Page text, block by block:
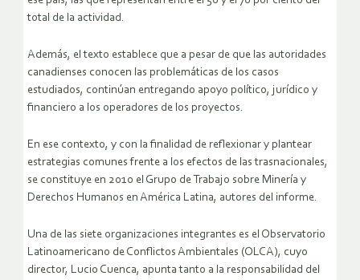
total de la actividad.
Además, el texto establece que a pesar de que las autoridades
canadienses conocen las problemáticas de los casos
estudiados, continúan entregando apoyo político, jurídico y
financiero a los operadores de los proyectos.
En ese contexto, y con la finalidad de reflexionar y plantear
estrategias comunes frente a los efectos de las trasnacionales,
se constituye en 2010 el Grupo de Trabajo sobre Minería y
Derechos Humanos en América Latina, autores del informe.
Una de las siete organizaciones integrantes es el Observatorio
Latinoamericano de Conflictos Ambientales (OLCA), cuyo
director, Lucio Cuenca, apunta tanto a la responsabilidad del